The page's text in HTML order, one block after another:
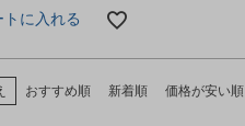
トに入れる
おすすめ順 新着順 価格が安い順